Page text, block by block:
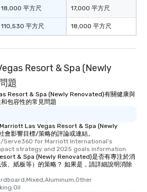
18,000 平方尺
110,530 平方尺
17,000 平方尺
18,000 平方尺
Resort & Spa (Newly
題
Resort & Spa (Newly Renovated)有關健康與
包容性的常見問題
Las Vegas Resort & Spa (Newly
影響目標/策略的評論或連結。
Serve360 for Marriott International's
strategy and 2025 goals information.
& Spa (Newly Renovated)是否有專注於消
、紙板等）的策略？ 如果是，請詳細說明消除
Oil